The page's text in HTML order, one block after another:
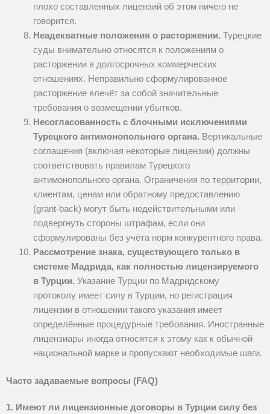
плохо составленных лицензий об этом ничего не
говорится.
Неадекватные положения о расторжении. Турецкие
суды внимательно относятся к положениям о
расторжении в долгосрочных коммерческих
отношениях. Неправильно сформулированное
расторжение влечёт за собой значительные
требования о возмещении убытков.
Несогласованность с блочными исключениями
Турецкого антимонопольного органа. Вертикальные
соглашения (включая некоторые лицензии) должны
соответствовать правилам Турецкого
антимонопольного органа. Ограничения по территории,
клиентам, ценам или обратному предоставлению
(grant-back) могут быть недействительными или
подвергнуть стороны штрафам, если они
сформулированы без учёта норм конкурентного права.
Рассмотрение знака, существующего только в
системе Мадрида, как полностью лицензируемого
в Турции. Указание Турции по Мадридскому
протоколу имеет силу в Турции, но регистрация
лицензии в отношении такого указания имеет
определённые процедурные требования. Иностранные
лицензиары иногда относятся к этому как к обычной
национальной марке и пропускают необходимые шаги.
Часто задаваемые вопросы (FAQ)
1. Имеют ли лицензионные договоры в Турции силу без